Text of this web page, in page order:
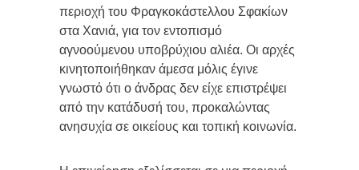
περιοχή του Φραγκοκάστελλου Σφακίων
στα Χανιά, για τον εντοπισμό
αγνοούμενου υποβρύχιου αλιέα. Οι αρχές
κινητοποιήθηκαν άμεσα μόλις έγινε
γνωστό ότι ο άνδρας δεν είχε επιστρέψει
από την κατάδυσή του, προκαλώντας
ανησυχία σε οικείους και τοπική κοινωνία.